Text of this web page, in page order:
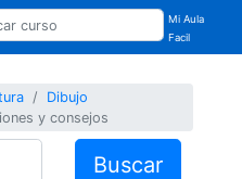
Mi Aula
Facil
Dibujo
y consejos
Buscar